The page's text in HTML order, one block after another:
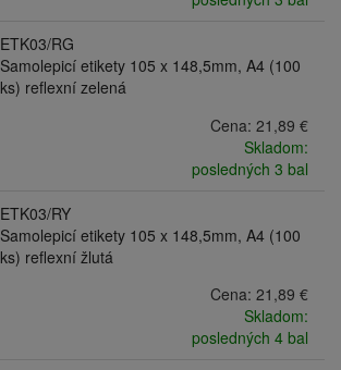
ETK03/RG
Samolepicí etikety 105 x 148,5mm, A4 (100
ks) reflexní zelená
Cena: 21,89 €
Skladom:
posledných 3 bal
ETK03/RY
Samolepicí etikety 105 x 148,5mm, A4 (100
ks) reflexní žlutá
Cena: 21,89 €
Skladom:
posledných 4 bal